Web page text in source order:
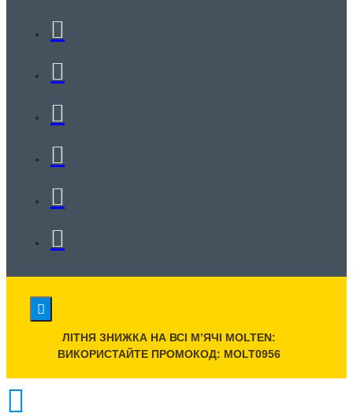
ЛІТНЯ ЗНИЖКА НА ВСІ МʼЯЧІ MOLTEN:
ВИКОРИСТАЙТЕ ПРОМОКОД: MOLT0956